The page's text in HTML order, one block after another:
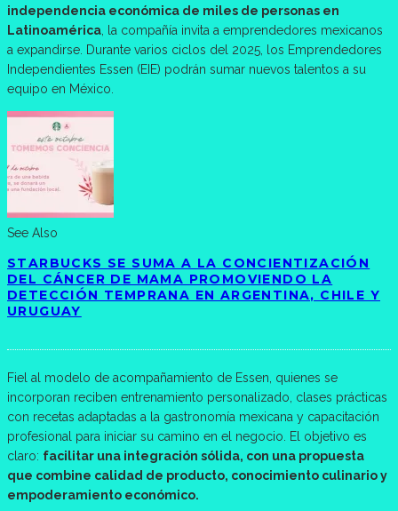
independencia económica de miles de personas en
Latinoamérica , la compañía invita a emprendedores mexicanos
a expandirse. Durante varios ciclos del 2025, los Emprendedores
Independientes Essen (EIE) podrán sumar nuevos talentos a su
equipo en México.
See Also
STARBUCKS SE SUMA A LA CONCIENTIZACIÓN
DEL CÁNCER DE MAMA PROMOVIENDO LA
DETECCIÓN TEMPRANA EN ARGENTINA, CHILE Y
URUGUAY
Fiel al modelo de acompañamiento de Essen, quienes se
incorporan reciben entrenamiento personalizado, clases prácticas
con recetas adaptadas a la gastronomía mexicana y capacitación
profesional para iniciar su camino en el negocio. El objetivo es
claro: facilitar una integración sólida, con una propuesta
que combine calidad de producto, conocimiento culinario y
empoderamiento económico.